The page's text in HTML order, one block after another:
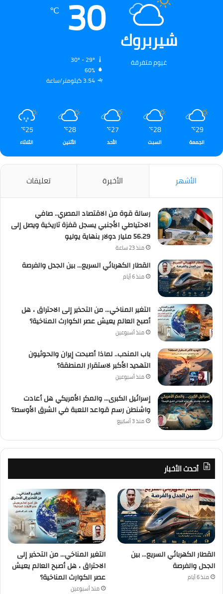
شيربروك
غيوم متفرقة
30
℃
60%
3.54 كيلومتر/ساعة
29
℃
الجمعة
28
℃
السبت
27
℃
الأحد
28
℃
الأثنين
25
℃
الثلاثاء
الأشهر الأخيرة تعليقات
رسالة قوة من الاقتصاد المصري.. صافي
الاحتياطي الأجنبي يسجل قفزة تاريخية ويصل إلى
56.29 مليار دولار بنهاية يوليو
منذ 23 ساعة
القطار الكهربائي السريع… بين الجدل والفرصة
منذ 6 أيام
التغير المناخي… من التحذير إلى الاحتراق ، هل
أصبح العالم يعيش عصر الكوارث المناخية؟
منذ أسبوعين
باب المندب.. لماذا أصبحت إيران والحوثيون
التهديد الأكبر لاستقرار المنطقة؟
منذ أسبوعين
إسرائيل الكبرى… والمكر الأمريكي هل أعادت
واشنطن رسم قواعد اللعبة في الشرق الأوسط؟
منذ 3 أسابيع
أحدث الأخبار
القطار الكهربائي السريع… بين
الجدل والفرصة
منذ 6 أيام
التغير المناخي… من التحذير إلى
الاحتراق ، هل أصبح العالم يعيش
عصر الكوارث المناخية؟
منذ أسبوعين